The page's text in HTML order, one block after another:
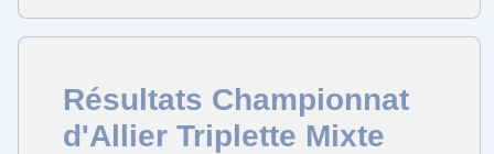
Résultats Championnat
d'Allier Triplette Mixte